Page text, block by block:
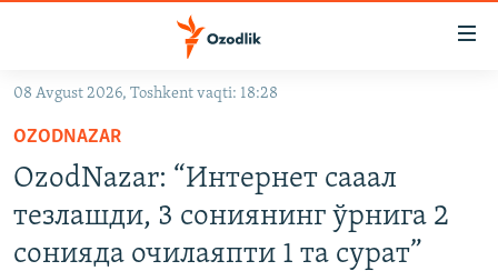
Асосий
навигацияга
ўтинг
Қидиришга
ўтинг
OZODVIDEO
На русском
08 Avgust 2026, Toshkent vaqti: 18:28
OZODNAZAR
OzodNazar: “Интернет сааал
тезлашди, 3 сониянинг ўрнига 2
сонияда очилаяпти 1 та сурат”